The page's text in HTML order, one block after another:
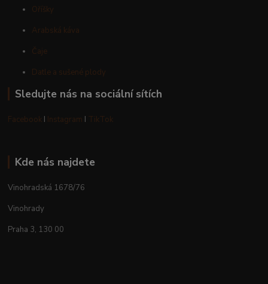
Oříšky
Arabská káva
Čaje
Datle a sušené plody
Sledujte nás na sociální sítích
Facebook I Instagram I TikTok
Kde nás najdete
Vinohradská 1678/76
Vinohrady
Praha 3, 130 00